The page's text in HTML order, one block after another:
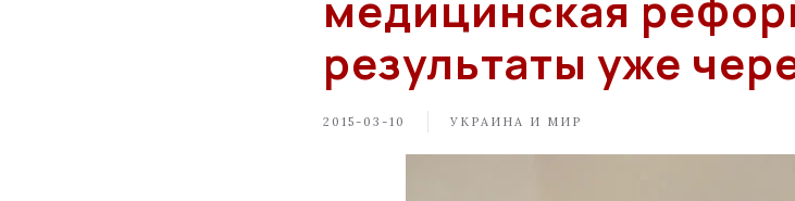
результаты уже
2015-03-10 УКРАИНА И МИР